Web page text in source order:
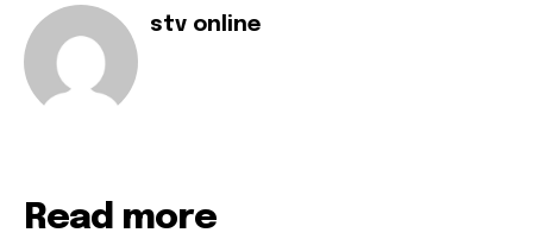
stv online
Read more